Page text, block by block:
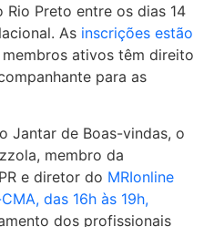
Rio Preto entre os dias 14
As inscrições estão
membros ativos têm direito
para as
Jantar de Boas-vindas, o
membro da
e diretor do MRIonline
das 16h às 19h,
dos profissionais